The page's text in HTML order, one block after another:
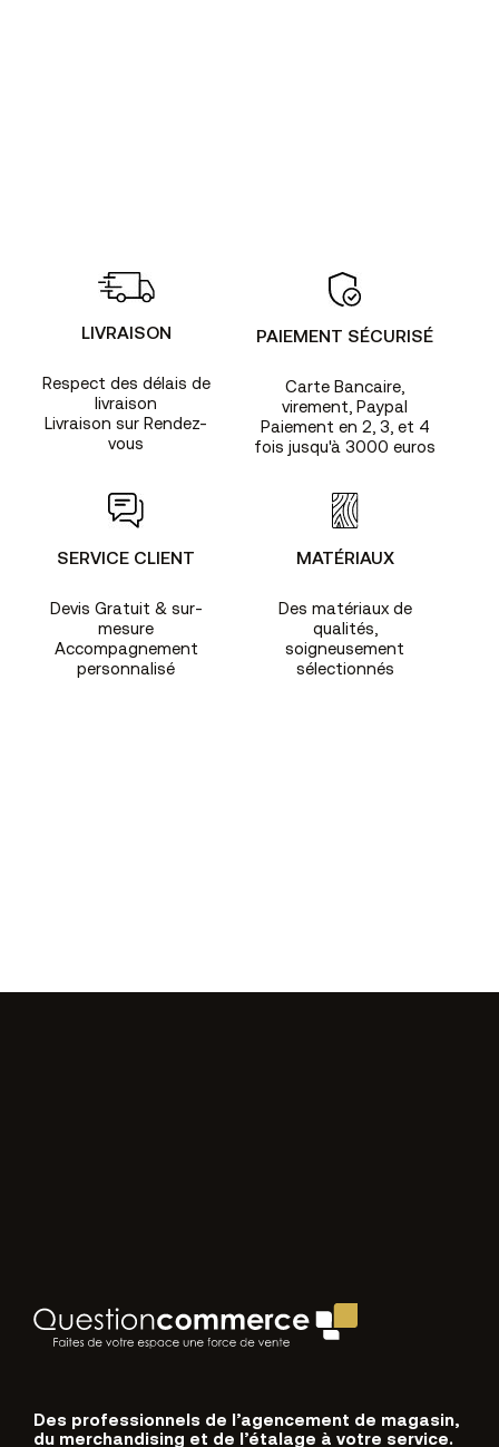
LIVRAISON
Respect des délais de
livraison
Livraison sur Rendez-
vous
PAIEMENT SÉCURISÉ
Carte Bancaire,
virement, Paypal
Paiement en 2, 3, et 4
fois jusqu'à 3000 euros
SERVICE CLIENT
Devis Gratuit & sur-
mesure
Accompagnement
personnalisé
MATÉRIAUX
Des matériaux de
qualités,
soigneusement
sélectionnés
Des professionnels de l’agencement de magasin,
du merchandising et de l’étalage à votre service.